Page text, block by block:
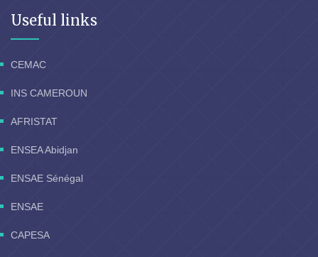
Useful links
CEMAC
INS CAMEROUN
AFRISTAT
ENSEA Abidjan
ENSAE Sénégal
ENSAE
CAPESA